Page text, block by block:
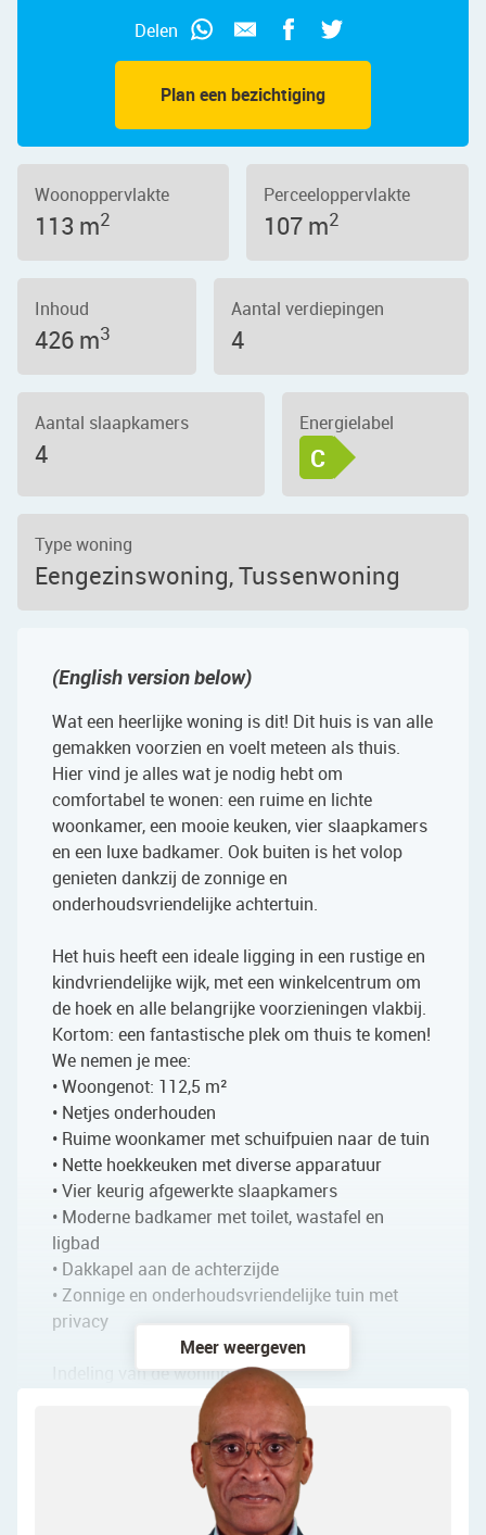
Plan een bezichtiging
Delen
Woonoppervlakte
113 m2
Perceeloppervlakte
107 m2
Inhoud
426 m3
Aantal verdiepingen
4
Aantal slaapkamers
4
Energielabel
C
Type woning
Eengezinswoning, Tussenwoning
(English version below)
Wat een heerlijke woning is dit! Dit huis is van alle
gemakken voorzien en voelt meteen als thuis.
Hier vind je alles wat je nodig hebt om
comfortabel te wonen: een ruime en lichte
woonkamer, een mooie keuken, vier slaapkamers
en een luxe badkamer. Ook buiten is het volop
genieten dankzij de zonnige en
onderhoudsvriendelijke achtertuin.
Het huis heeft een ideale ligging in een rustige en
kindvriendelijke wijk, met een winkelcentrum om
de hoek en alle belangrijke voorzieningen vlakbij.
Kortom: een fantastische plek om thuis te komen!
We nemen je mee:
• Woongenot: 112,5 m²
• Netjes onderhouden
• Ruime woonkamer met schuifpuien naar de tuin
• Nette hoekkeuken met diverse apparatuur
• Vier keurig afgewerkte slaapkamers
• Moderne badkamer met toilet, wastafel en
ligbad
• Dakkapel aan de achterzijde
• Zonnige en onderhoudsvriendelijke tuin met
privacy
Indeling van de woning:
Via de netjes betegelde voortuin bereik je de
(fietsen)berging en voordeur van de woning. Na
binnenkomst word je verwelkomd in een ruime
entreehal, die is afgewerkt met een donkere
Meer weergeven